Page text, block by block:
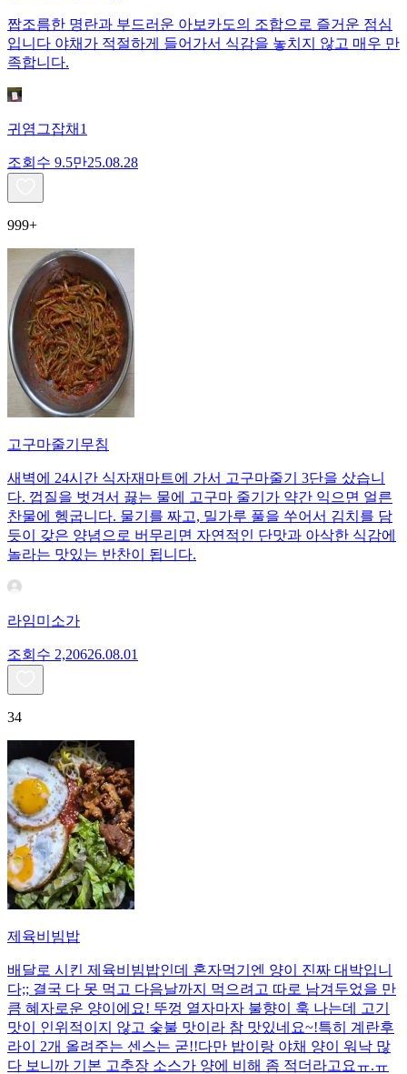
짭조름한 명란과 부드러운 아보카도의 조합으로 즐거운 점심
입니다 야채가 적절하게 들어가서 식감을 놓치지 않고 매우 만
족합니다.
귀염그잡채1
조회수 9.5만25.08.28
999+
고구마줄기무침
새벽에 24시간 식자재마트에 가서 고구마줄기 3단을 샀습니
다. 껍질을 벗겨서 끓는 물에 고구마 줄기가 약간 익으면 얼른
찬물에 헹굽니다. 물기를 짜고, 밀가루 풀을 쑤어서 김치를 담
듯이 갖은 양념으로 버무리면 자연적인 단맛과 아삭한 식감에
놀라는 맛있는 반찬이 됩니다.
라임미소가
조회수 2,20626.08.01
34
제육비빔밥
배달로 시킨 제육비빔밥인데 혼자먹기엔 양이 진짜 대박입니
다;; 결국 다 못 먹고 다음날까지 먹으려고 따로 남겨두었을 만
큼 혜자로운 양이에요! 뚜껑 열자마자 불향이 훅 나는데 고기
맛이 인위적이지 않고 숯불 맛이라 참 맛있네요~!특히 계란후
라이 2개 올려주는 센스는 굳!! ​다만 밥이랑 야채 양이 워낙 많
다 보니까 기본 고추장 소스가 양에 비해 좀 적더라고요ㅠ.ㅠ